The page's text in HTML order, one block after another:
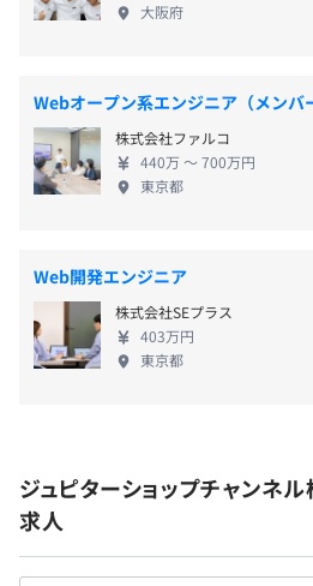
社会保険完備（健康保険・厚生
保険）
無期雇用
大阪府
Webオープン系エンジニア（メンバ
株式会社ファルコ
440万 〜 700万円
東京都
Web開発エンジニア
株式会社SEプラス
403万円
東京都
ジュピターショップチャンネ
求人